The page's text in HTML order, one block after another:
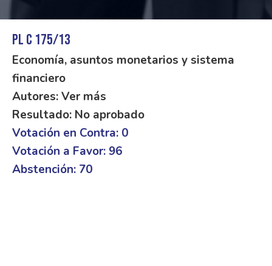
PL C 175/13
Economía, asuntos monetarios y sistema
financiero
Autores: Ver más
Resultado: No aprobado
Votación en Contra: 0
Votación a Favor: 96
Abstención: 70